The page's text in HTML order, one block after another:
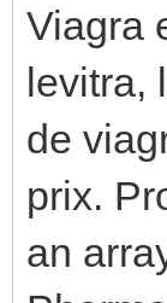
Viagra
levitra,
de
prix.
an